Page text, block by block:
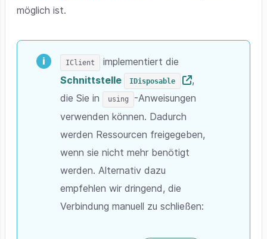
möglich ist.
IClient
implementiert die
Schnittstelle
IDisposable
,
die Sie in
using
-Anweisungen
verwenden können. Dadurch
werden Ressourcen freigegeben,
wenn sie nicht mehr benötigt
werden. Alternativ dazu
empfehlen wir dringend, die
Verbindung manuell zu schließen: